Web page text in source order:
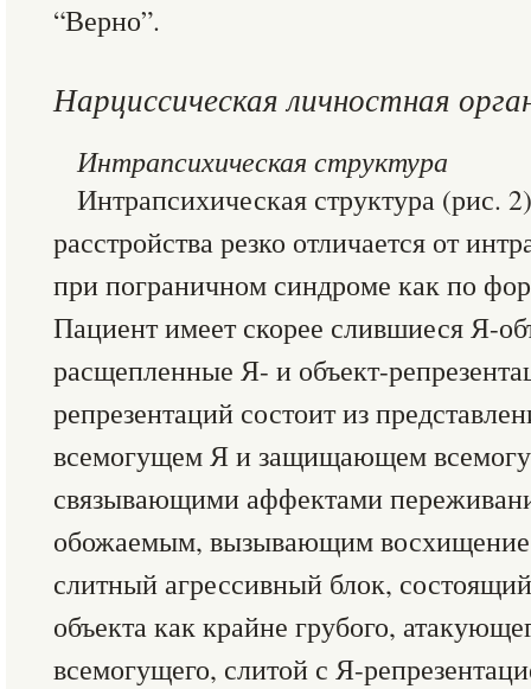
“Верно”.
Нарциссическая личностная
Интрапсихическая структура
Интрапсихическая структура (рис.
расстройства резко отличается от
при пограничном синдроме как по
Пациент имеет скорее слившиеся Я-
расщепленные Я- и объект-
репрезентаций состоит из
всемогущем Я и защищающем
связывающими аффектами
обожаемым, вызывающим
слитный агрессивный блок,
объекта как крайне грубого,
всемогущего, слитой с Я-